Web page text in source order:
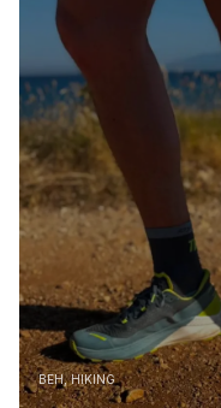
BEH, HIKING